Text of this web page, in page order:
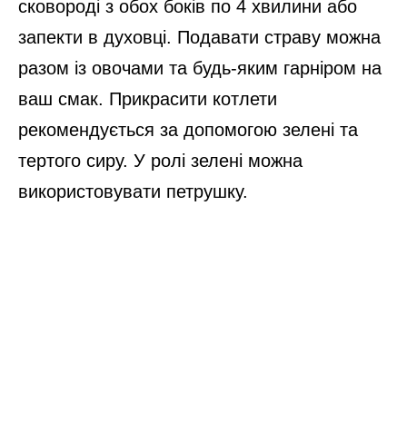
сковороді з обох боків по 4 хвилини або
запекти в духовці. Подавати страву можна
разом із овочами та будь-яким гарніром на
ваш смак. Прикрасити котлети
рекомендується за допомогою зелені та
тертого сиру. У ролі зелені можна
використовувати петрушку.